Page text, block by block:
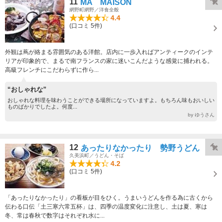
11 MA MAISON
網野町網野／洋食全般
4.4
(口コミ 5件)
外観は蔦が絡まる雰囲気のある洋館。店内に一歩入ればアンティークのインテ
リアが印象的で、まるで南フランスの家に迷いこんだような感覚に捕われる。
高級フレンチにこだわらずに作ら...
“おしゃれな”
おしゃれな料理を味わうことができる場所になっていますよ。もちろん味もおいしい
ものばかりでしたよ。何度...
by ゆうさん
12 あったりなかったり 勢野うどん
久美浜町／うどん・そば
4.2
(口コミ 5件)
「あったりなかったり」の看板が目をひく。うまいうどんを作る為に古くから
伝わる口伝「土三寒六常五杯」は、四季の温度変化に注意し、土は夏、寒は
冬、常は春秋で数字はそれぞれ水に...